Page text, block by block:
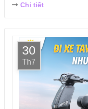
Chi tiết
30
Th7